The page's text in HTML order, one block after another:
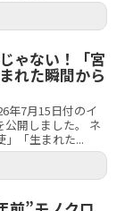
ゃない！「宮
れた瞬間から
年7月15日付のイ
公開しました。 ネ
」「生まれた...